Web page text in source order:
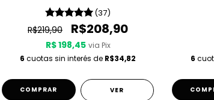
(37)
R$219,90 R$208,90
R$ 198,45 via Pix
6 cuotas sin interés de R$34,82
COMPRAR VER
6